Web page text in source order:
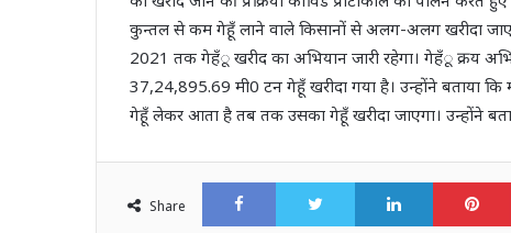
कुन्तल से कम गेहूँ लाने वाले किसानों से अलग-अलग खरीदा
2021 तक गेहँू खरीद का अभियान जारी रहेगा। गेहँू क्रय
37,24,895.69 मी0 टन गेहूँ खरीदा गया है। उन्होंने बताया कि
गेहूँ लेकर आता है तब तक उसका गेहूँ खरीदा जाएगा। उन्होंने
Share
FacebookTwitter LinkedIn